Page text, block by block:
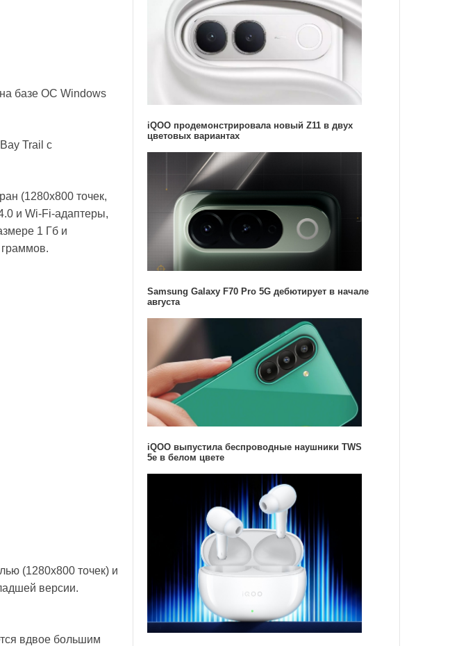
на базе ОС Windows
Trail с
(1280x800 точек,
и Wi-Fi-адаптеры,
1 Гб и
(1280x800 точек) и
версии.
вдвое большим
iQOO продемонстрировала новый Z11 в двух
цветовых вариантах
Samsung Galaxy F70 Pro 5G дебютирует в начале
августа
iQOO выпустила беспроводные наушники TWS
5e в белом цвете